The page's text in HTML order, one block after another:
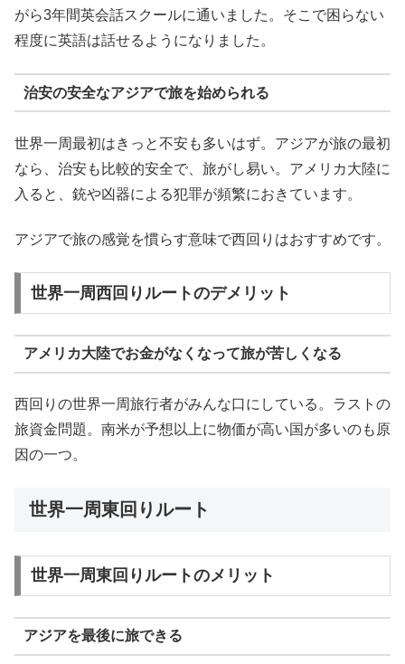
がら3年間英会話スクールに通いました。そこで困らない
程度に英語は話せるようになりました。
治安の安全なアジアで旅を始められる
世界一周最初はきっと不安も多いはず。アジアが旅の最初
なら、治安も比較的安全で、旅がし易い。アメリカ大陸に
入ると、銃や凶器による犯罪が頻繁におきています。
アジアで旅の感覚を慣らす意味で西回りはおすすめです。
世界一周西回りルートのデメリット
アメリカ大陸でお金がなくなって旅が苦しくなる
西回りの世界一周旅行者がみんな口にしている。ラストの
旅資金問題。南米が予想以上に物価が高い国が多いのも原
因の一つ。
世界一周東回りルート
世界一周東回りルートのメリット
アジアを最後に旅できる